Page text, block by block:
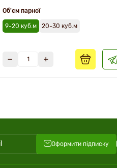
Об'єм парної
9-20 куб.м 20-30 куб.м
Оформити підписку